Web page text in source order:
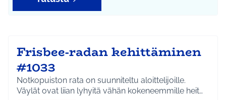
Frisbee-radan kehittäminen
#1033
Notkopuiston rata on suunniteltu aloittelijoille.
Väylät ovat liian lyhyitä vähän kokeneemmille heit…